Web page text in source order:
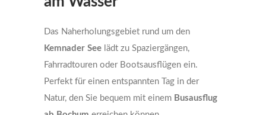
Das Naherholungsgebiet rund um den
Kemnader See lädt zu Spaziergängen,
Fahrradtouren oder Bootsausflügen ein.
Perfekt für einen entspannten Tag in der
Natur, den Sie bequem mit einem Busausflug